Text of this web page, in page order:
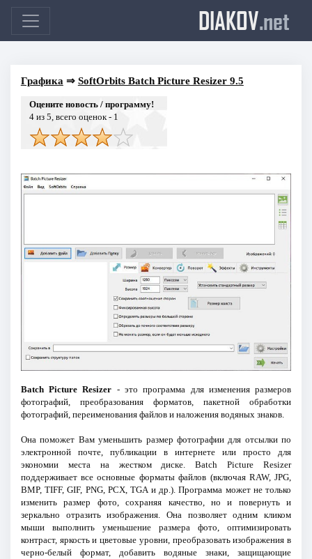
DIAKOV.net
Графика ⇒ SoftOrbits Batch Picture Resizer 9.5
Оцените новость / программу!
4из 5, всего оценок - 1
Batch Picture Resizer - это программа для изменения размеров
фотографий, преобразования форматов, пакетной обработки
фотографий, переименования файлов и наложения водяных знаков.
Она поможет Вам уменьшить размер фотографии для отсылки по
электронной почте, публикации в интернете или просто для
экономии места на жестком диске. Batch Picture Resizer
поддерживает все основные форматы файлов (включая RAW, JPG,
BMP, TIFF, GIF, PNG, PCX, TGA и др.). Программа может не только
изменить размер фото, сохраняя качество, но и повернуть и
зеркально отразить изображения. Она позволяет одним кликом
мыши выполнить уменьшение размера фото, оптимизировать
контраст, яркость и цветовые уровни, преобразовать изображения в
черно-белый формат, добавить водяные знаки, защищающие